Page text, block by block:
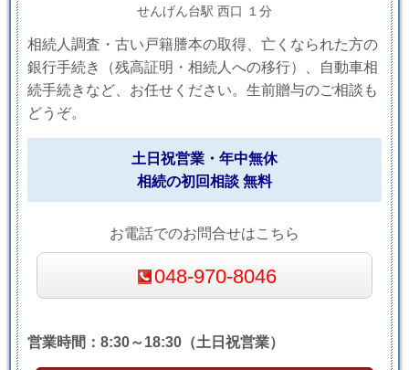
せんげん台駅 西口 １分
相続人調査・古い戸籍謄本の取得、亡くなられた方の
銀行手続き（残高証明・相続人への移行）、自動車相
続手続きなど、お任せください。生前贈与のご相談も
どうぞ。
土日祝営業・年中無休
相続の初回相談 無料
お電話でのお問合せはこちら
048-970-8046
営業時間：8:30～18:30（土日祝営業）